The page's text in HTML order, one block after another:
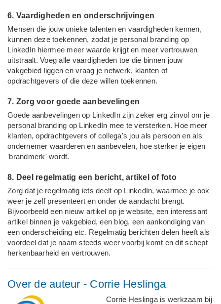
6. Vaardigheden en onderschrijvingen
Mensen die jouw unieke talenten en vaardigheden kennen,
kunnen deze toekennen, zodat je personal branding op
LinkedIn hiermee meer waarde krijgt en meer vertrouwen
uitstraalt. Voeg alle vaardigheden toe die binnen jouw
vakgebied liggen en vraag je netwerk, klanten of
opdrachtgevers of die deze willen toekennen.
7. Zorg voor goede aanbevelingen
Goede aanbevelingen op LinkedIn zijn zeker erg zinvol om je
personal branding op LinkedIn mee te versterken. Hoe meer
klanten, opdrachtgevers of collega's jou als persoon en als
ondernemer waarderen en aanbevelen, hoe sterker je eigen
'brandmerk' wordt.
8. Deel regelmatig een bericht, artikel of foto
Zorg dat je regelmatig iets deelt op LinkedIn, waarmee je ook
weer je zelf presenteert en onder de aandacht brengt.
Bijvoorbeeld een nieuw artikel op je website, een interessant
artikel binnen je vakgebied, een blog, een aankondiging van
een onderscheiding etc. Regelmatig berichten delen heeft als
voordeel dat je naam steeds weer voorbij komt en dit schept
herkenbaarheid en vertrouwen.
Over de auteur - Corrie Heslinga
Corrie Heslinga is werkzaam bij